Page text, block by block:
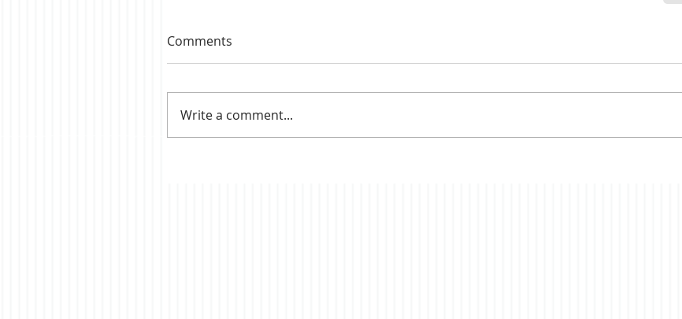
Comments
Write a comment...